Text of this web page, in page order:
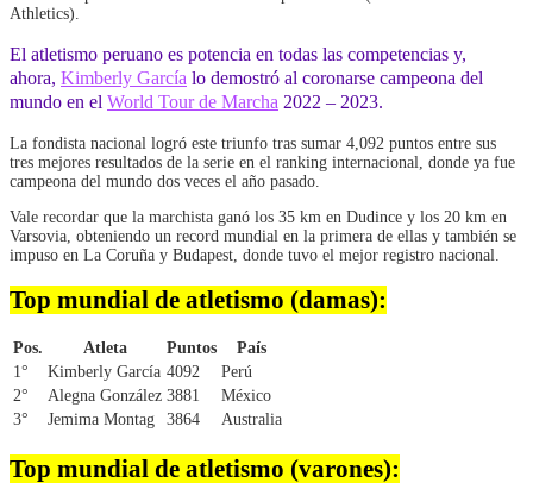
Athletics).
El atletismo peruano es potencia en todas las competencias y,
ahora, Kimberly García lo demostró al coronarse campeona del
mundo en el World Tour de Marcha 2022 – 2023.
La fondista nacional logró este triunfo tras sumar 4,092 puntos entre sus
tres mejores resultados de la serie en el ranking internacional, donde ya fue
campeona del mundo dos veces el año pasado.
Vale recordar que la marchista ganó los 35 km en Dudince y los 20 km en
Varsovia, obteniendo un record mundial en la primera de ellas y también se
impuso en La Coruña y Budapest, donde tuvo el mejor registro nacional.
Top mundial de atletismo (damas):
Pos. Atleta Puntos
País
1°
Kimberly García 4092
Perú
2°
Alegna González 3881
México
3°
Jemima Montag 3864 Australia
Top mundial de atletismo (varones):